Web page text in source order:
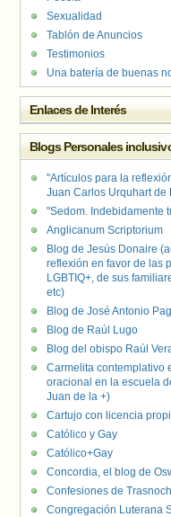
Sexualidad
Tablón de Anuncios
Testimonios
Una batería de buenas
Enlaces de Interés
Blogs Personales
"Artículos para la
Juan Carlos Urquhart de
"Sedom. Indebidamente
Anglicanum Scriptorium
Blog de Jesús Donaire
reflexión en favor de las
LGBTIQ+, de sus
etc)
Blog de José Antonio
Blog de Raúl Lugo
Blog del obispo Raúl
Carmelita contemplativo
oracional en la escuela
Juan de la +)
Cartujo con licencia
Católico y Gay
Católico+Gay
Concordia, el blog de
Confesiones de
Congregación Luterana